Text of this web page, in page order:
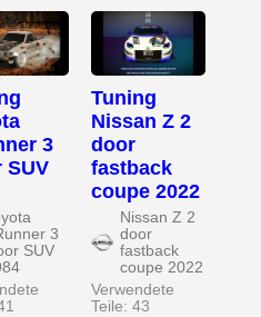
3
SUV
3
SUV
Tuning
Nissan Z 2
door
fastback
coupe 2022
Nissan Z 2
door
fastback
coupe 2022
Verwendete
Teile: 43